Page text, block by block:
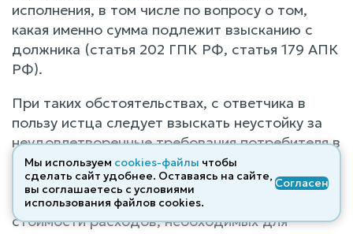
исполнения, в том числе по вопросу о том,
какая именно сумма подлежит взысканию с
должника (статья 202 ГПК РФ, статья 179 АПК
РФ).
При таких обстоятельствах, с ответчика в
пользу истца следует взыскать неустойку за
неудовлетворенные требования потребителя в
размере 1% в день на сумму 637 043,86 руб.,
начиная с ДД.ММ.ГГГГ по день фактического
исполнения обязательства, но не более
стоимости расходов, необходимых для
Мы используем cookies-файлы чтобы
сделать сайт удобнее. Оставаясь на сайте,
вы соглашаетесь с условиями
использования файлов cооkies.
Согласен